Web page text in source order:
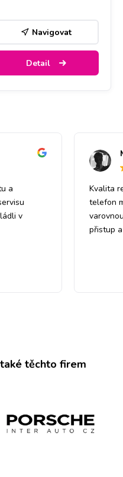
Navigovat
Detail
a
v
Kvalita
telefon
přistup
těchto firem